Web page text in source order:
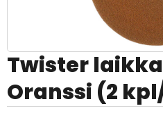
Twister laikka
Oranssi (2